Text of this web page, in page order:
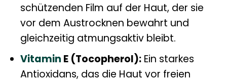
schützenden Film auf der Haut, der sie
vor dem Austrocknen bewahrt und
gleichzeitig atmungsaktiv bleibt.
Vitamin E (Tocopherol):Ein starkes
Antioxidans, das die Haut vor freien